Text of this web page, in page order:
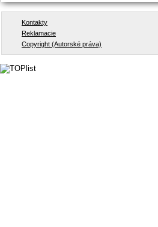
Kontakty
Reklamacie
Copyright (Autorské práva)